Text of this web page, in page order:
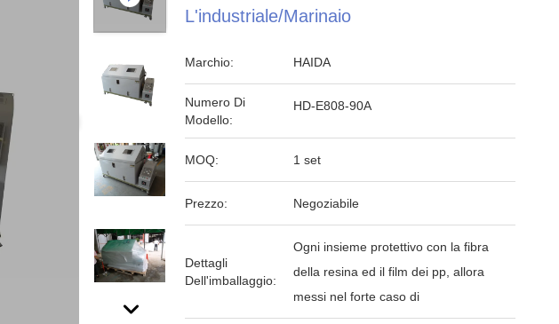
L'industriale/marinaio
Marchio: HAIDA
Numero Di
Modello:
HD-E808-90A
MOQ: 1 set
Prezzo: Negoziabile
Dettagli
Dell'imballaggio:
Ogni insieme protettivo con la fibra
della resina ed il film dei pp, allora
messi nel forte caso di